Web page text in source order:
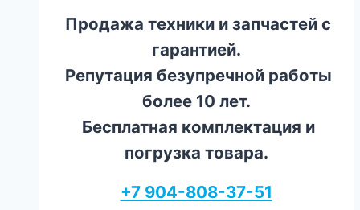
Продажа техники и запчастей с
гарантией.
Репутация безупречной работы
более 10 лет.
Бесплатная комплектация и
погрузка товара.
+7 904-808-37-51